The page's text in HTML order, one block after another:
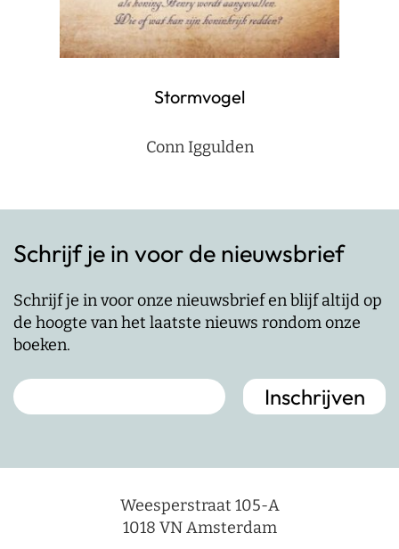
Stormvogel
Conn Iggulden
Schrijf je in voor de nieuwsbrief
Schrijf je in voor onze nieuwsbrief en blijf altijd op
de hoogte van het laatste nieuws rondom onze
boeken.
Weesperstraat 105-A
1018 VN Amsterdam